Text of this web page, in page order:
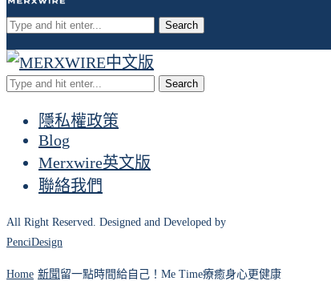
Search
Search
隱私權政策
Blog
Merxwire英文版
聯絡我們
All Right Reserved. Designed and Developed by
PenciDesign
Home 新聞 留一點時間給自己！Me Time療癒身心更健康